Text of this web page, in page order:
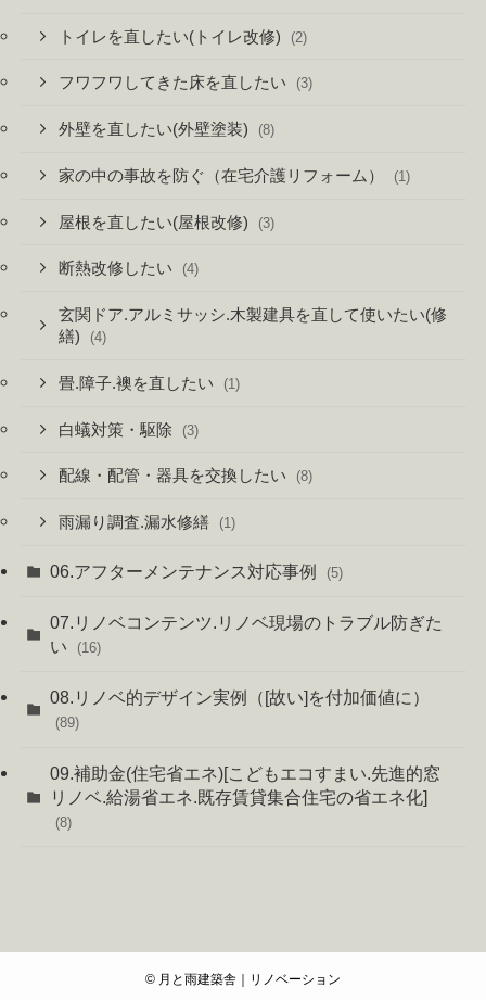
トイレを直したい(トイレ改修) (2)
フワフワしてきた床を直したい (3)
外壁を直したい(外壁塗装) (8)
家の中の事故を防ぐ（在宅介護リフォーム） (1)
屋根を直したい(屋根改修) (3)
断熱改修したい (4)
玄関ドア.アルミサッシ.木製建具を直して使いたい(修
繕)
(4)
畳.障子.襖を直したい (1)
白蟻対策・駆除 (3)
配線・配管・器具を交換したい (8)
雨漏り調査.漏水修繕 (1)
06.アフターメンテナンス対応事例 (5)
07.リノベコンテンツ.リノベ現場のトラブル防ぎた
い
(16)
08.リノベ的デザイン実例（[故い]を付加価値に）
(89)
09.補助金(住宅省エネ)[こどもエコすまい.先進的窓
リノベ.給湯省エネ.既存賃貸集合住宅の省エネ化]
(8)
© 月と雨建築舎｜リノベーション